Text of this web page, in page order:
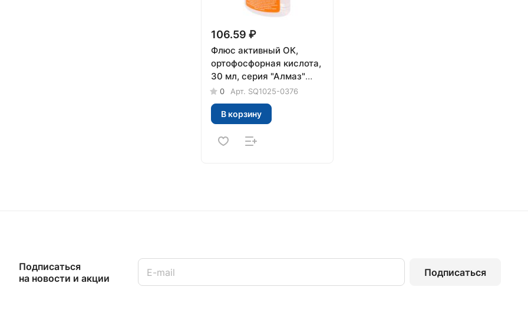
106.59 ₽
Флюс активный ОК,
ортофосфорная кислота,
30 мл, серия "Алмаз"
TDM
0 Арт. SQ1025-0376
В корзину
Подписаться
на новости и акции
Подписаться